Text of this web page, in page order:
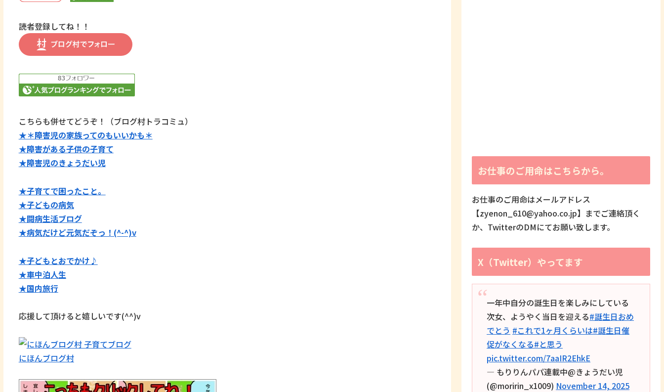
読者登録してね！！
こちらも併せてどうぞ！（ブログ村トラコミュ）
★＊障害児の家族ってのもいいかも＊
★障害がある子供の子育て
★障害児のきょうだい児
★子育てで困ったこと。
★子どもの病気
★闘病生活ブログ
★病気だけど元気だぞっ！(^-^)v
★子どもとおでかけ♪
★車中泊人生
★国内旅行
応援して頂けると嬉しいです(^^)v
にほんブログ村
お仕事のご用命はこちらから。
お仕事のご用命はメールアドレス
【zyenon_610@yahoo.co.jp】までご連絡頂く
か、TwitterのDMにてお願い致します。
X（Twitter）やってます
一年中自分の誕生日を楽しみにしている
次女、ようやく当日を迎える#誕生日おめ
でとう #これで1ヶ月くらいは#誕生日催
促がなくなる#と思う
pic.twitter.com/7aaIR2EhkE
— もりりんパパ連載中@きょうだい児
(@moririn_x1009) November 14, 2025